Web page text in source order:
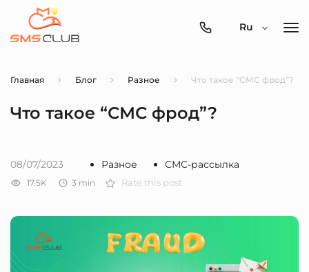
0800-
Ru
Главная Блог Разное Что такое “СМС фрод”?
Что такое “СМС фрод”?
08/07/2023 Разное СМС-рассылка
17.5K 3 min Rate this post